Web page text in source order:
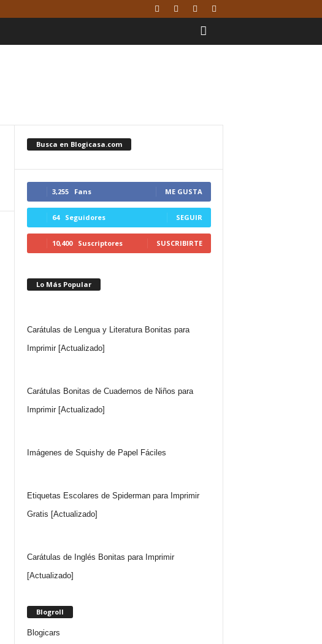
Busca en Blogicasa.com
3,255 Fans ME GUSTA
64 Seguidores SEGUIR
10,400 Suscriptores SUSCRIBIRTE
Lo Más Popular
Carátulas de Lengua y Literatura Bonitas para
Imprimir [Actualizado]
Carátulas Bonitas de Cuadernos de Niños para
Imprimir [Actualizado]
Imágenes de Squishy de Papel Fáciles
Etiquetas Escolares de Spiderman para Imprimir
Gratis [Actualizado]
Carátulas de Inglés Bonitas para Imprimir
[Actualizado]
Blogroll
Blogicars